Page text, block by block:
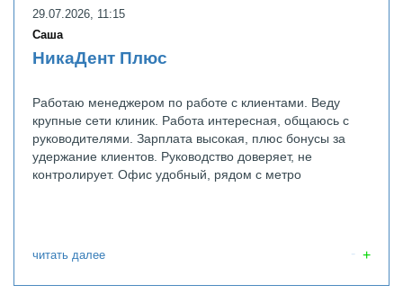
29.07.2026, 11:15
Саша
НикаДент Плюс
Работаю менеджером по работе с клиентами. Веду
крупные сети клиник. Работа интересная, общаюсь с
руководителями. Зарплата высокая, плюс бонусы за
удержание клиентов. Руководство доверяет, не
контролирует. Офис удобный, рядом с метро
читать далее